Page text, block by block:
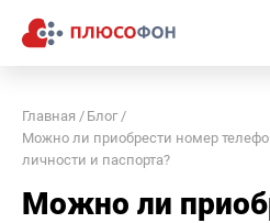
Главная
Блог
Можно ли приобрести номер
личности и паспорта?
Можно ли